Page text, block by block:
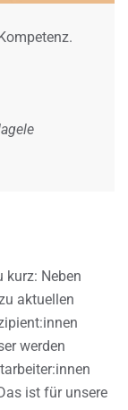
kurz: Neben
aktuellen
werden
ist für unsere